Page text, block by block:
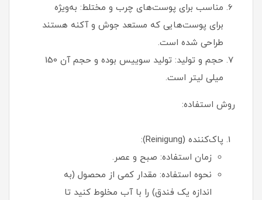
مناسب برای پوست‌های چرب و مختلط: به‌ویژه
برای پوست‌هایی که مستعد جوش و آکنه هستند
طراحی شده است.
حجم و تولید: تولید سوییس بوده و حجم آن 150
میلی لیتر است.
روش استفاده:
پاک‌کننده (Reinigung):
زمان استفاده: صبح و عصر.
نحوه استفاده: مقدار کمی از محصول (به
اندازه یک فندق) را با آب مخلوط کنید تا